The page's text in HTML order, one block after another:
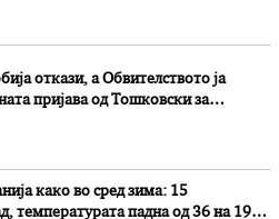
откази, а Обвителството ја
пријава од Тошковски за
како во сред зима: 15
температурата падна од 36 на 19